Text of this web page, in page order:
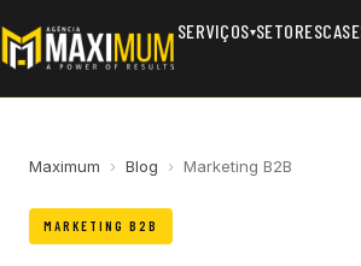
SERVIÇOS▾SETORES
Maximum › Blog › Marketing B2B
MARKETING B2B